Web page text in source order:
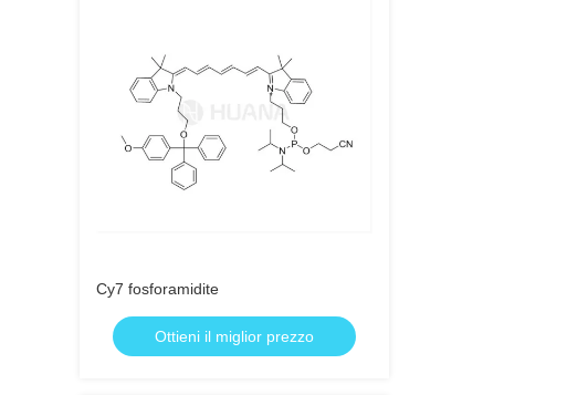
Cy7 fosforamidite
Ottieni il miglior prezzo